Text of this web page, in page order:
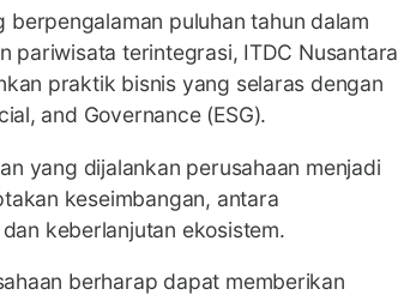
berpengalaman puluhan tahun dalam
pariwisata terintegrasi, ITDC Nusantara
praktik bisnis yang selaras dengan
and Governance (ESG).
yang dijalankan perusahaan menjadi
keseimbangan, antara
keberlanjutan ekosistem.
berharap dapat memberikan